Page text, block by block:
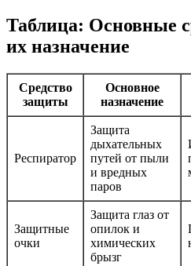
Таблица: Основные
их назначение
Средство
защиты
Основное
назначение
Респиратор
Защита
дыхательных
путей от пыли
и вредных
паров
Защитные
очки
Защита глаз от
опилок и
химических
брызг